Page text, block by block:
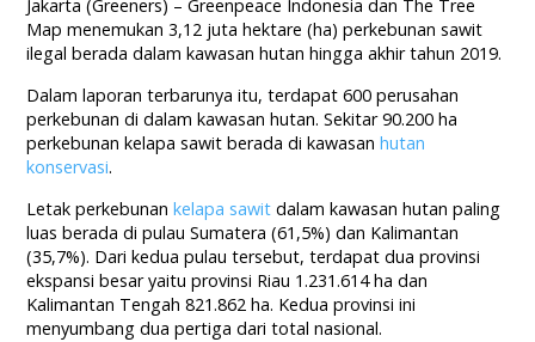
Jakarta (Greeners) – Greenpeace Indonesia dan The Tree
Map menemukan 3,12 juta hektare (ha) perkebunan sawit
ilegal berada dalam kawasan hutan hingga akhir tahun 2019.
Dalam laporan terbarunya itu, terdapat 600 perusahan
perkebunan di dalam kawasan hutan. Sekitar 90.200 ha
perkebunan kelapa sawit berada di kawasanhutan
konservasi.
Letak perkebunankelapa sawit dalam kawasan hutan paling
luas berada di pulau Sumatera (61,5%) dan Kalimantan
(35,7%). Dari kedua pulau tersebut, terdapat dua provinsi
ekspansi besar yaitu provinsi Riau 1.231.614 ha dan
Kalimantan Tengah 821.862 ha. Kedua provinsi ini
menyumbang dua pertiga dari total nasional.